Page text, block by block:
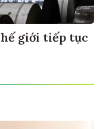
giới tiếp tục